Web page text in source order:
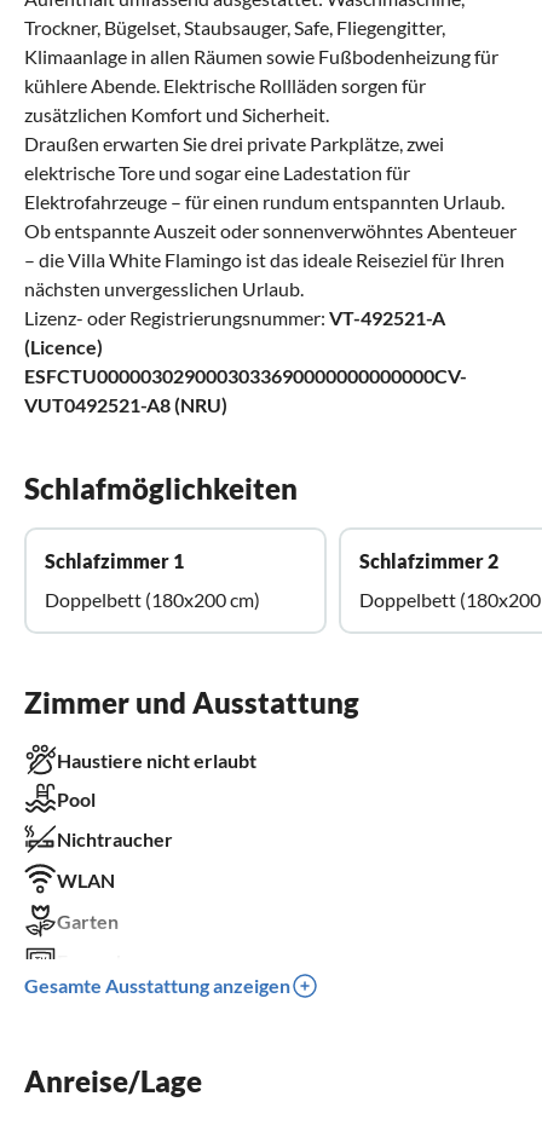
Trockner, Bügelset, Staubsauger, Safe, Fliegengitter,
Klimaanlage in allen Räumen sowie Fußbodenheizung für
kühlere Abende. Elektrische Rollläden sorgen für
zusätzlichen Komfort und Sicherheit.
Draußen erwarten Sie drei private Parkplätze, zwei
elektrische Tore und sogar eine Ladestation für
Elektrofahrzeuge – für einen rundum entspannten Urlaub.
Ob entspannte Auszeit oder sonnenverwöhntes Abenteuer
– die Villa White Flamingo ist das ideale Reiseziel für Ihren
nächsten unvergesslichen Urlaub.
Lizenz- oder Registrierungsnummer: VT-492521-A
(Licence)
ESFCTU0000030290003033690000000000000CV-
VUT0492521-A8 (NRU)
Schlafmöglichkeiten
Schlafzimmer 1
Doppelbett (180x200 cm)
Schlafzimmer 2
Doppelbett (180x200
Zimmer und Ausstattung
Haustiere nicht erlaubt
Pool
Nichtraucher
WLAN
Garten
Terrasse
Waschmaschine
Gesamte Ausstattung anzeigen
Anreise/Lage